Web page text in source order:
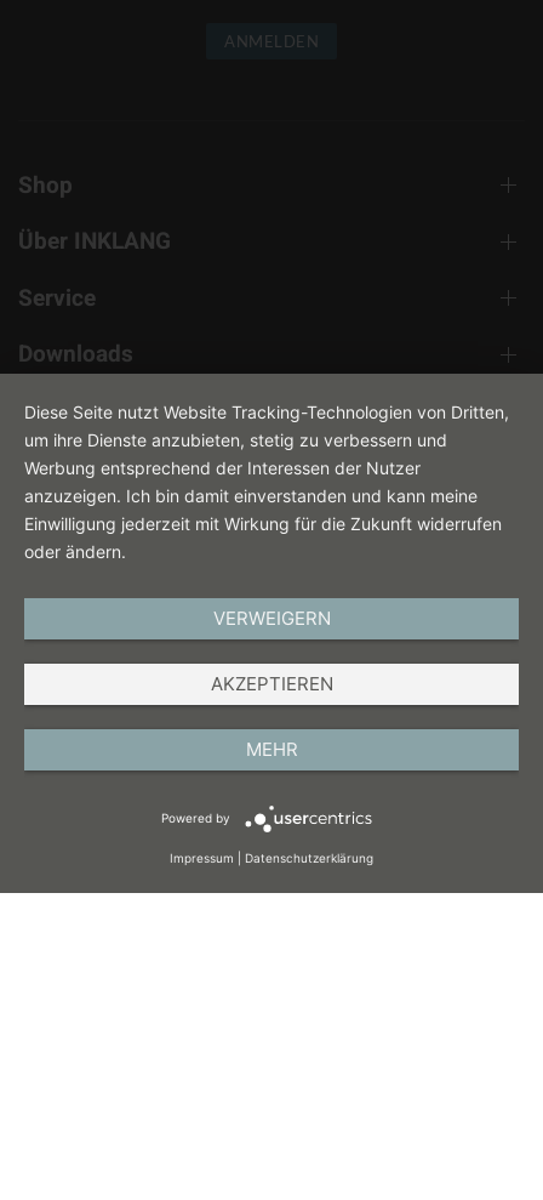
ANMELDEN
Shop
Über INKLANG
Service
Downloads
Kontakt
Diese Seite nutzt Website Tracking-Technologien von Dritten,
um ihre Dienste anzubieten, stetig zu verbessern und
Werbung entsprechend der Interessen der Nutzer
anzuzeigen. Ich bin damit einverstanden und kann meine
Einwilligung jederzeit mit Wirkung für die Zukunft widerrufen
oder ändern.
VERWEIGERN
AKZEPTIEREN
MEHR
Powered by
Impressum Datenschutzerklärung